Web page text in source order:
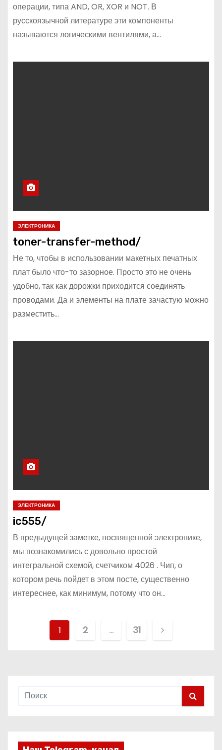
операции, типа AND, OR, XOR и NOT. В
русскоязычной литературе эти компоненты
называются логическими вентилями, а…
ЭЛЕКТРОНИКА
toner-transfer-method/
Не то, чтобы в использовании макетных печатных
плат было что-то зазорное. Просто это не очень
удобно, так как дорожки приходится соединять
проводами. Да и элементы на плате зачастую можно
разместить…
ЭЛЕКТРОНИКА
ic555/
В предыдущей заметке, посвященной электронике,
мы познакомились с довольно простой
интегральной схемой, счетчиком 4026 . Чип, о
котором речь пойдет в этом посте, существенно
интереснее, как минимум, потому что он…
и
1 2 … 31